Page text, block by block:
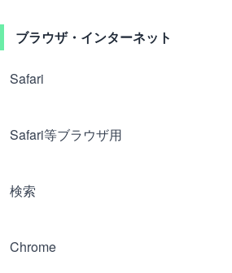
ブラウザ・インターネット
Safari
Safari等ブラウザ用
検索
Chrome